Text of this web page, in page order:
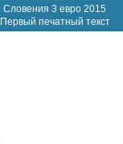
Словения 3 евро 2015
Первый печатный текст